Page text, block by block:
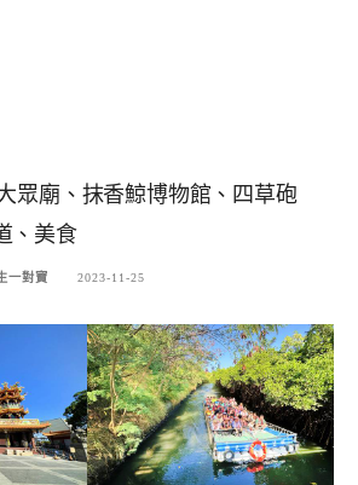
眾廟、抹香鯨博物館、四草砲
、美食
一對寶 2023-11-25